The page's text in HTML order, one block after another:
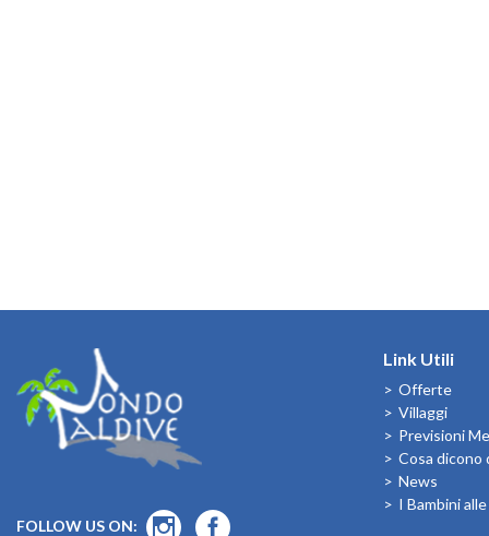
FOLLOW US ON:
Link Utili
Offerte
Villaggi
Previsioni
Cosa dicono
News
I Bambini